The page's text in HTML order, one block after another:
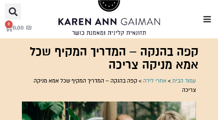
0.00 ₪
0
קפה בהנקה – המדריך המקיף שכל
אמא מניקה צריכה
עמוד הבית> אחרי לידה> קפה בהנקה – המדריך המקיף שכל אמא מניקה
צריכה